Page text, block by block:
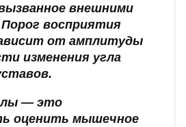
внешними
восприятия
от амплитуды
изменения угла
— это
оценить мышечное